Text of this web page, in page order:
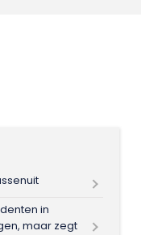
in
maar zegt